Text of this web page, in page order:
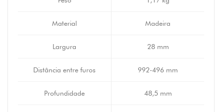
Material Madeira
Largura 28 mm
Distância entre furos 992-496 mm
Profundidade 48,5 mm